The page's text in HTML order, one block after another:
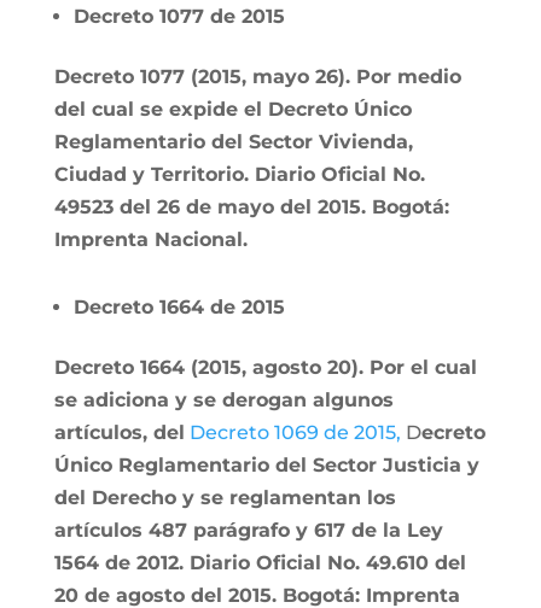
Decreto 1077 de 2015
Decreto 1077 (2015, mayo 26). Por medio
del cual se expide el Decreto Único
Reglamentario del Sector Vivienda,
Ciudad y Territorio. Diario Oficial No.
49523 del 26 de mayo del 2015. Bogotá:
Imprenta Nacional.
Decreto 1664 de 2015
Decreto 1664 (2015, agosto 20). Por el cual
se adiciona y se derogan algunos
artículos, del Decreto 1069 de 2015, Decreto
Único Reglamentario del Sector Justicia y
del Derecho y se reglamentan los
artículos 487 parágrafo y 617 de la Ley
1564 de 2012. Diario Oficial No. 49.610 del
20 de agosto del 2015. Bogotá: Imprenta